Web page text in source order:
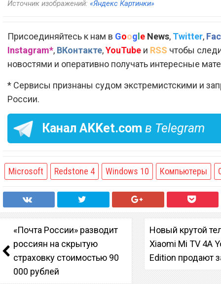
Источник изображений: «Яндекс Картинки»
Присоединяйтесь к нам в Goog e News, Twitter,
Instagram*, ВКонтакте,YouTube и RSS чтобы
новостями и оперативно получать интересные
* Сервисы признаны судом экстремистскими и
России.
Канал AKKet.com в Telegram
Microsoft Redstone 4 Windows 10 Компьютеры
«Почта России» разводит
россиян на скрытую
страховку стоимостью 90
000 рублей
Новый крутой
Xiaomi Mi TV 4A
Edition продают